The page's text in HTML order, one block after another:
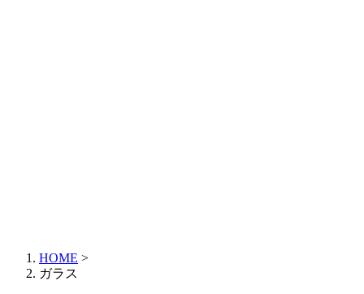
HOME >
ガラス